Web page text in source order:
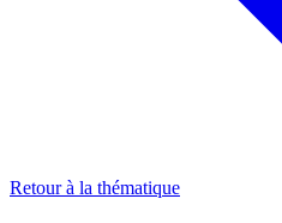
Retour à la thématique